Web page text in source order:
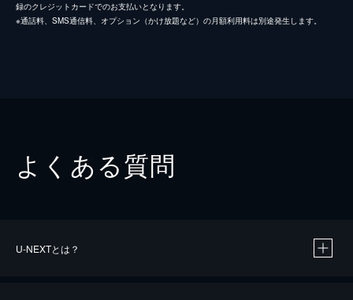
録のクレジットカードでのお支払いとなります。
※通話料、SMS通信料、オプション（かけ放題など）の月額利用料は別途発生します。
よくある質問
U-NEXTとは？